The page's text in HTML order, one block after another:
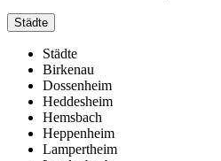
Städte
Städte
Birkenau
Dossenheim
Heddesheim
Hemsbach
Heppenheim
Lampertheim